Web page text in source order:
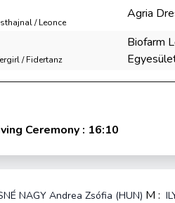
/ Leonce
Agria
/ Fidertanz
Biofarm
Ceremony : 16:10
NAGY Andrea Zsófia (HUN) M :